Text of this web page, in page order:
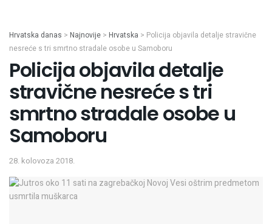
Hrvatska danas > Najnovije > Hrvatska > Policija objavila detalje stravične
nesreće s tri smrtno stradale osobe u Samoboru
Policija objavila detalje
stravične nesreće s tri
smrtno stradale osobe u
Samoboru
28. kolovoza 2018.